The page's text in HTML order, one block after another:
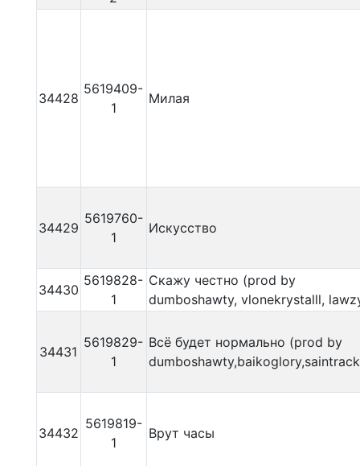
34428
5619409-
1
Милая
34429
5619760-
1
Искусство
34430
5619828-
1
Скажу честно (prod by
dumboshawty, vlonekrystalll,
34431
5619829-
1
Всё будет нормально (prod by
34432
5619819-
1
Врут часы